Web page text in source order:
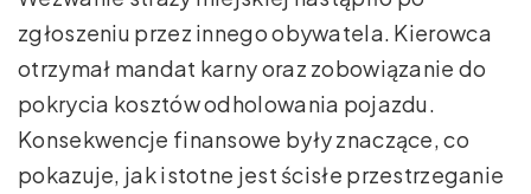
zgłoszeniu przez innego obywatela. Kierowca
otrzymał mandat karny oraz zobowiązanie do
pokrycia kosztów odholowania pojazdu.
Konsekwencje finansowe były znaczące, co
pokazuje, jak istotne jest ścisłe przestrzeganie